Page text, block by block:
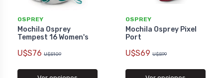
OSPREY
Mochila Osprey
Tempest 16 Women's
U$S76 U$S109
OSPREY
Mochila Osprey Pixel
Port
U$S69 U$S99